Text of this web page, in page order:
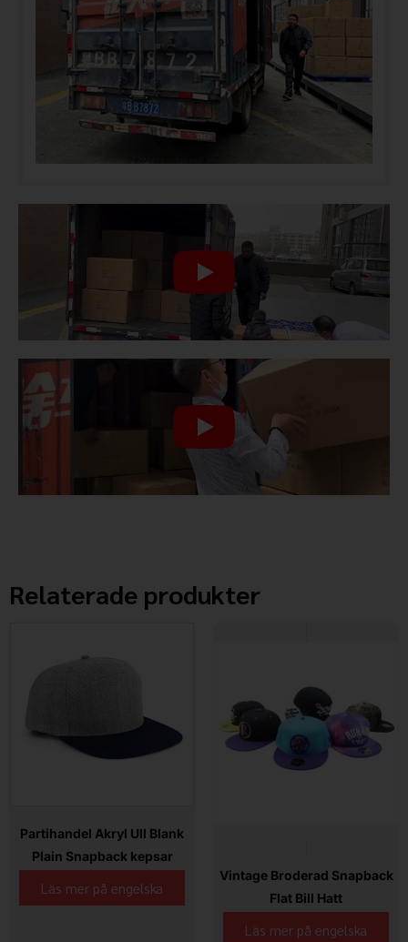
Relaterade produkter
Partihandel Akryl Ull Blank
Plain Snapback kepsar
Läs mer på engelska
Vintage Broderad Snapback
Flat Bill Hatt
Läs mer på engelska